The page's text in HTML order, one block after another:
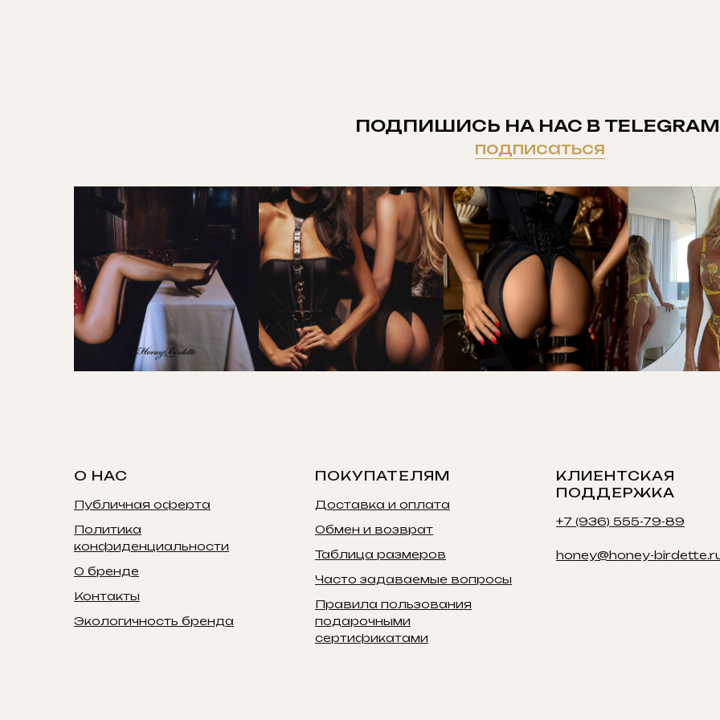
ПОДПИШИСЬ НА НАС В
подписаться
О НАС
Публичная оферта
Политика
конфиденциальности
О бренде
Контакты
Экологичность бренда
ПОКУПАТЕЛЯМ
Доставка и оплата
Обмен и возврат
Таблица размеров
Часто задаваемые вопросы
Правила пользования
подарочными
сертификатами
КЛИЕНТСКАЯ
ПОДДЕРЖКА
+7 (936) 555-79-89
honey@honey-